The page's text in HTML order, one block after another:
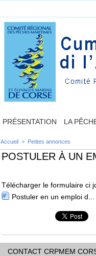
PRÉSENTATION LA
Accueil > Petites annonces
POSTULER À UN
Télécharger le formulaire ci
Postuler en un emploi d...
CONTACT CRPMEM